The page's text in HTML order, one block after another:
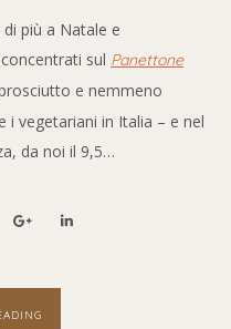
più a Natale e
sul Panettone
e nemmeno
i vegetariani in Italia – e nel
da noi il 9,5…